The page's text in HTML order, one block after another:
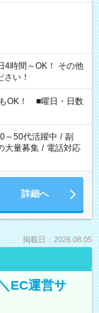
OK！ その他
い！
OK！ ■曜日・日数
～50代活躍中 / 副
大量募集 / 電話対応
詳細へ
掲載日：2026.08.05
EC運営サ